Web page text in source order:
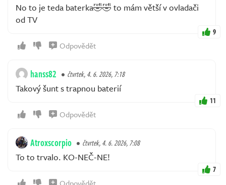
No to je teda baterka🤣🤣 to mám větší v ovladači
od TV
9
Odpovědět
hanss82 čtvrtek, 4. 6. 2026, 7:18
Takový šunt s trapnou baterií
11
Odpovědět
Atroxscorpio čtvrtek, 4. 6. 2026, 7:08
To to trvalo. KO-NEČ-NE!
7
Odpovědět